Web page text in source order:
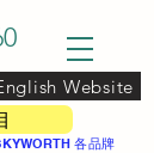
Website
各品牌